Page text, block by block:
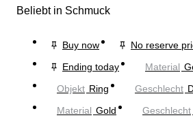
Beliebt in Schmuck
Buy now
No reserve
Ending today
Material
Objekt Ring Geschlecht
Material Gold Geschlecht